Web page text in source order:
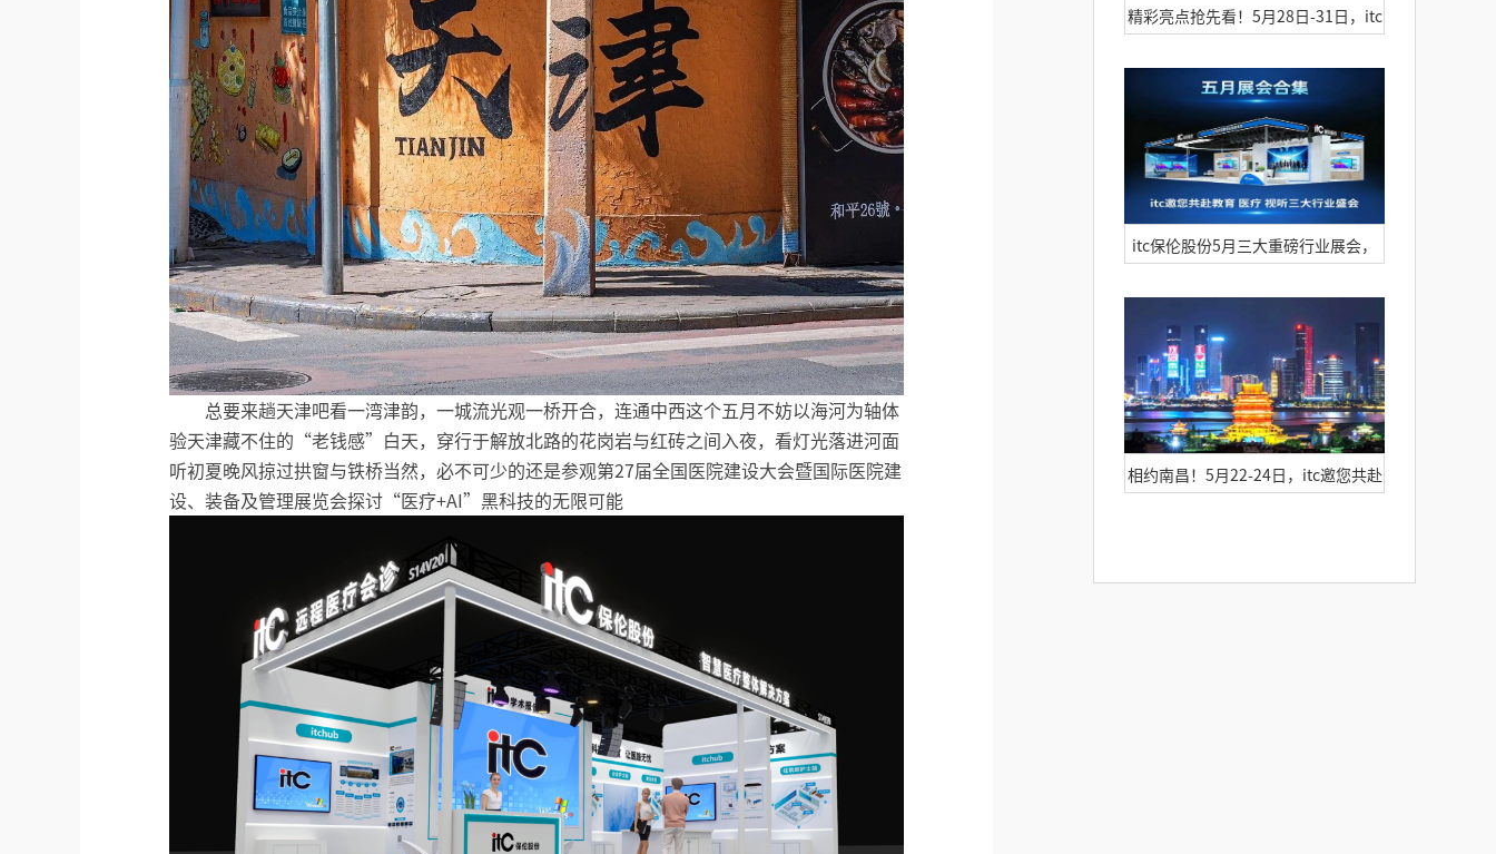
总要来趟天津吧看一湾津韵，一城流光观一桥开合，连通中西这个五月不妨以海河为轴体
验天津藏不住的“老钱感”白天，穿行于解放北路的花岗岩与红砖之间入夜，看灯光落进河面
听初夏晚风掠过拱窗与铁桥当然，必不可少的还是参观第27届全国医院建设大会暨国际医院建
设、装备及管理展览会探讨“医疗+AI”黑科技的无限可能
精彩亮点抢先看！5月28日-31日，itc
音响展览会
itc保伦股份5月三大重磅行业展会，
相约南昌！5月22-24日，itc邀您共赴